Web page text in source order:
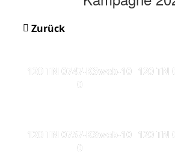
Zurück
120 TN 0747-KSweb-10
0
120 TN
120 TN 0757-KSweb-10
0
120 TN